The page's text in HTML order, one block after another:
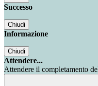
Successo
Chiudi
Informazione
Chiudi
Attendere...
Attendere il completamento